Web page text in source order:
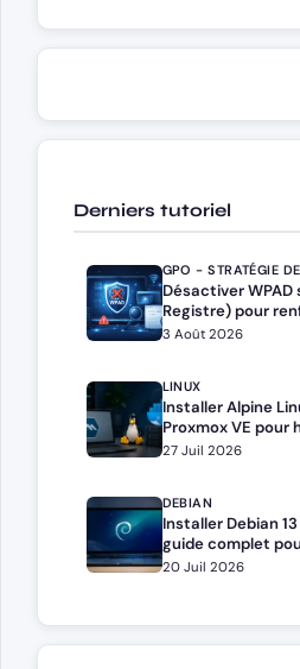
Derniers tutoriel
GPO - STRATÉGIE
Désactiver WPAD
Registre) pour
3 Août 2026
LINUX
Installer Alpine
Proxmox VE pour
Docker Compose
27 Juil 2026
DEBIAN
Installer Debian
guide complet
administrateurs
20 Juil 2026